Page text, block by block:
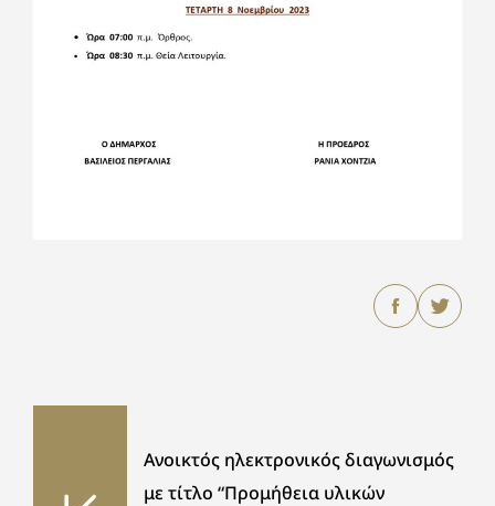
Ανοικτός ηλεκτρονικός διαγωνισμός
με τίτλο “Προμήθεια υλικών